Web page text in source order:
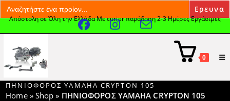
Search
for:
Skip
to
content
Απόστολη σε Όλη την Ελλάδα Με curier παράδοση 2-3 Ημέρες Εργάσιμες
0
ΠΗΝΙΟΦΟΡΟΣ YAMAHA CRYPTON 105
Home» Shop » ΠΗΝΙΟΦΟΡΟΣ YAMAHA CRYPTON 105